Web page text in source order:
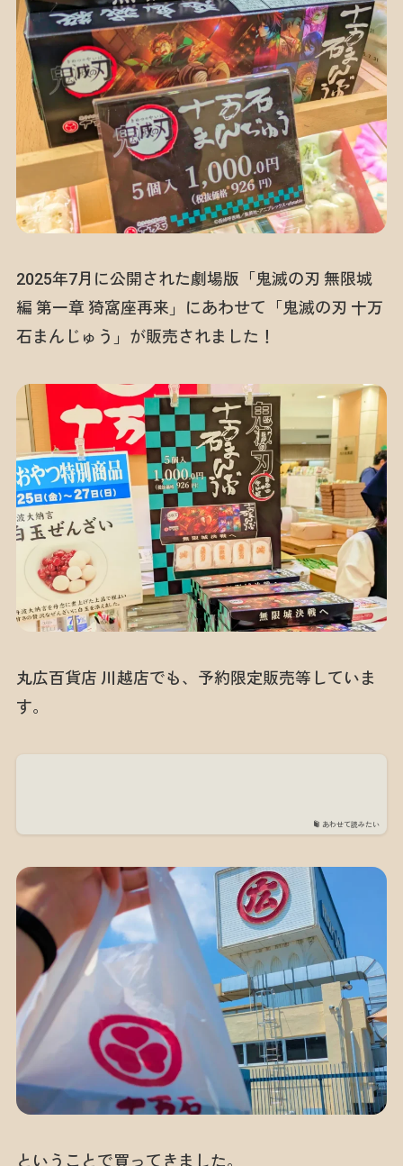
2025年7月に公開された劇場版「鬼滅の刃 無限城
編 第一章 猗窩座再来」にあわせて「鬼滅の刃 十万
石まんじゅう」が販売されました！
丸広百貨店 川越店でも、予約限定販売等していま
す。
あわせて読みたい
ということで買ってきました。